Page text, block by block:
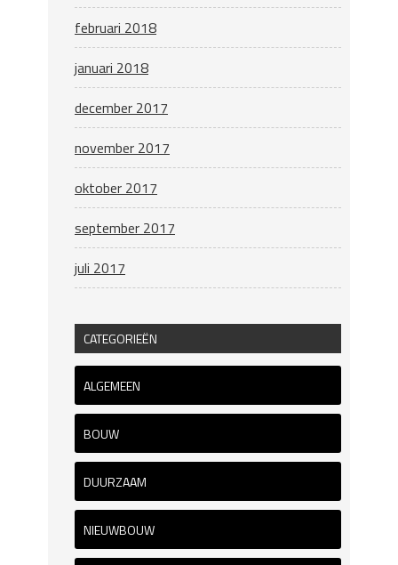
februari 2018
januari 2018
december 2017
november 2017
oktober 2017
september 2017
juli 2017
CATEGORIEËN
ALGEMEEN
BOUW
DUURZAAM
NIEUWBOUW